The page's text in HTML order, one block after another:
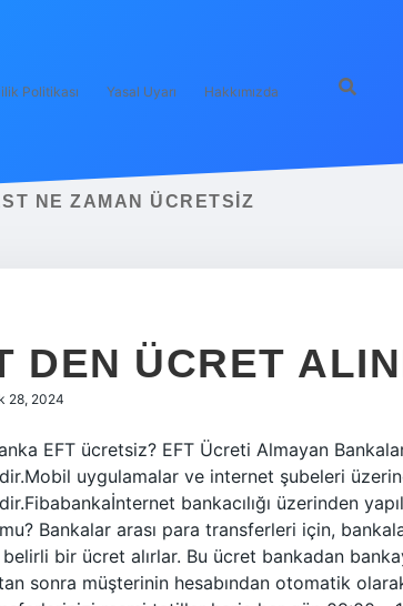
Politikası Yasal Uyarı Hakkımızda
NE ZAMAN ÜCRETSIZ
DEN ÜCRET
28, 2024
EFT ücretsiz? EFT Ücreti Almayan
uygulamalar ve internet şubeleri
bankacılığı üzerinden
Bankalar arası para transferleri için,
bir ücret alırlar. Bu ücret bankadan
sonra müşterinin hesabından otomatik